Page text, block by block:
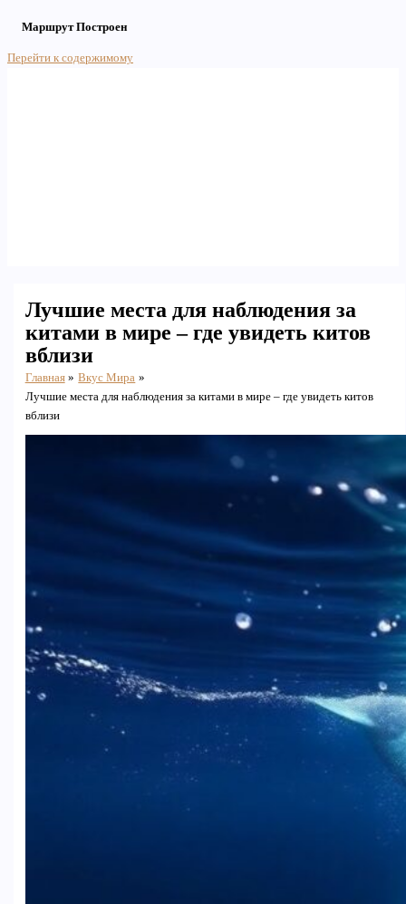
Маршрут Построен
Перейти к содержимому
Лучшие места для наблюдения за
китами в мире – где увидеть китов
вблизи
Главная
Вкус Мира
Лучшие места для наблюдения за китами в мире – где увидеть китов
вблизи